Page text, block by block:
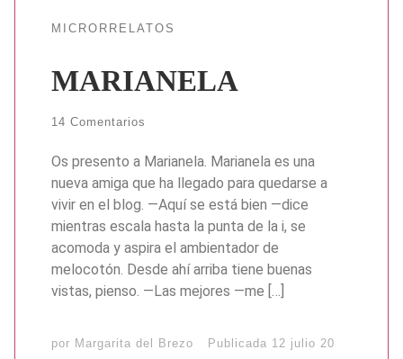
MICRORRELATOS
MARIANELA
14 Comentarios
Os presento a Marianela. Marianela es una
nueva amiga que ha llegado para quedarse a
vivir en el blog. —Aquí se está bien —dice
mientras escala hasta la punta de la i, se
acomoda y aspira el ambientador de
melocotón. Desde ahí arriba tiene buenas
vistas, pienso. —Las mejores —me […]
por Margarita del Brezo Publicada 12 julio 20